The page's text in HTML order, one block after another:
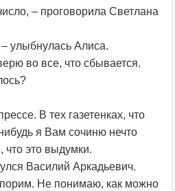
– проговорила Светлана
улыбнулась Алиса.
во все, что сбывается.
В тех газетенках, что
я Вам сочиню нечто
что это выдумки.
Василий Аркадьевич.
Не понимаю, как можно